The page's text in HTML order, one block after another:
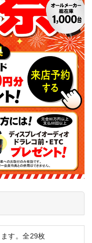
す。全29枚